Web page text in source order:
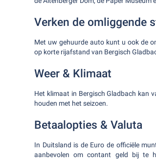
Verken de omliggende
Met uw gehuurde auto kunt u ook de
op korte rijafstand van Bergisch
Weer & Klimaat
Het klimaat in Bergisch Gladbach kan
houden met het seizoen.
Betaalopties & Valuta
In Duitsland is de Euro de officiële
aanbevolen om contant geld bij te